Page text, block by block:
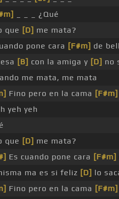
_ _ _ ¿Qué
que [D] me mata?
pone cara [F#m] de
[B] con la amiga y [D] no
me mata, me mata
Fino pero en la cama [F#m]
yeh yeh
que [D] me mata?
Es cuando pone cara [F#m]
ma es si feliz [D] lo
Fino pero en la cama [F#m]